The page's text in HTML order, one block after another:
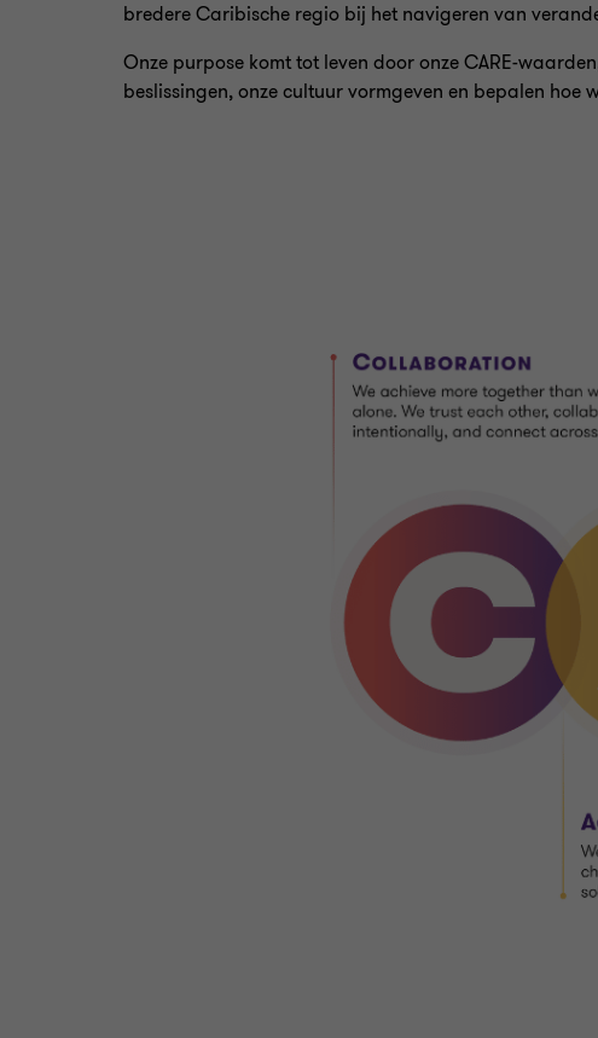
bredere Caribische regio bij het navigeren van
Onze purpose komt tot leven door onze CARE-
beslissingen, onze cultuur vormgeven en bepalen hoe